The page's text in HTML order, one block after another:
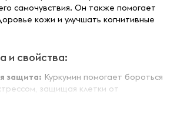
самочувствия. Он также помогает
кожи и улучшать когнитивные
и свойства:
защита: Куркумин помогает бороться
защищая клетки от